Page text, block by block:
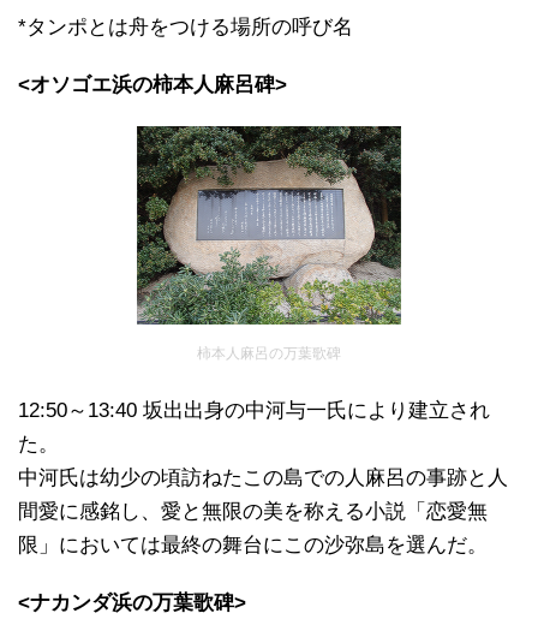
*タンポとは舟をつける場所の呼び名
<オソゴエ浜の柿本人麻呂碑>
柿本人麻呂の万葉歌碑
12:50～13:40 坂出出身の中河与一氏により建立され
た。
中河氏は幼少の頃訪ねたこの島での人麻呂の事跡と人
間愛に感銘し、愛と無限の美を称える小説「恋愛無
限」においては最終の舞台にこの沙弥島を選んだ。
<ナカンダ浜の万葉歌碑>